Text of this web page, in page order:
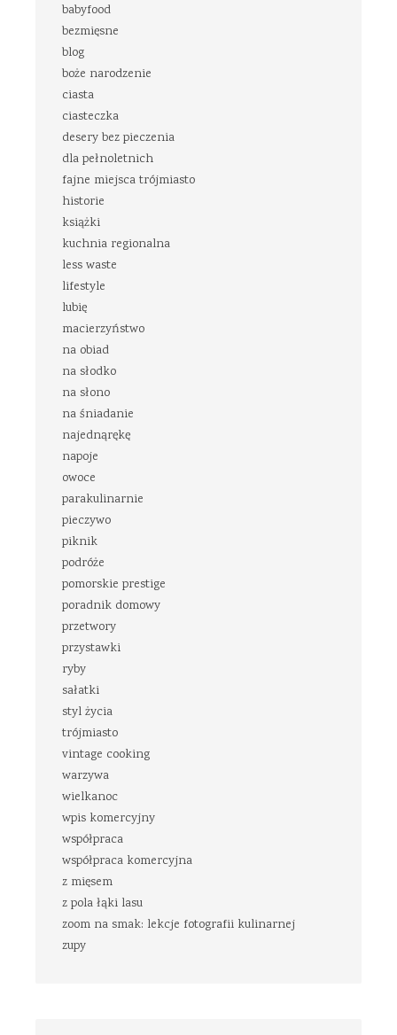
babyfood
bezmięsne
blog
boże narodzenie
ciasta
ciasteczka
desery bez pieczenia
dla pełnoletnich
fajne miejsca trójmiasto
historie
książki
kuchnia regionalna
less waste
lifestyle
lubię
macierzyństwo
na obiad
na słodko
na słono
na śniadanie
najednąrękę
napoje
owoce
parakulinarnie
pieczywo
piknik
podróże
pomorskie prestige
poradnik domowy
przetwory
przystawki
ryby
sałatki
styl życia
trójmiasto
vintage cooking
warzywa
wielkanoc
wpis komercyjny
współpraca
współpraca komercyjna
z mięsem
z pola łąki lasu
zoom na smak: lekcje fotografii kulinarnej
zupy